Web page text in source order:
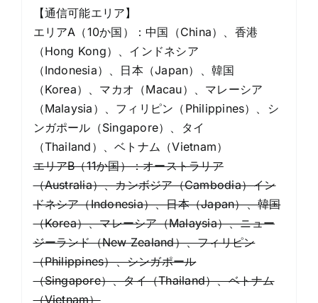
【通信可能エリア】
エリアA（10か国）：中国（China）、香港
（Hong Kong）、インドネシア
（Indonesia）、日本（Japan）、韓国
（Korea）、マカオ（Macau）、マレーシア
（Malaysia）、フィリピン（Philippines）、シ
ンガポール（Singapore）、タイ
（Thailand）、ベトナム（Vietnam）
エリアB（11か国）：オーストラリア
（Australia）、カンボジア（Cambodia）イン
ドネシア（Indonesia）、日本（Japan）、韓国
（Korea）、マレーシア（Malaysia）、ニュー
ジーランド（New Zealand）、フィリピン
（Philippines）、シンガポール
（Singapore）、タイ（Thailand）、ベトナム
（Vietnam）